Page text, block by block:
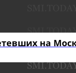
на